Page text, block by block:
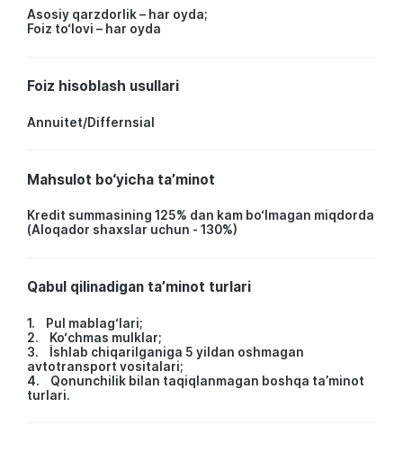
Asosiy qarzdorlik – har oyda;
Foiz to‘lovi – har oyda
Foiz hisoblash usullari
Annuitet/Differnsial
Mahsulot bo‘yicha ta’minot
Kredit summasining 125% dan kam bo‘lmagan miqdorda
(Aloqador shaxslar uchun - 130%)
Qabul qilinadigan ta’minot turlari
1. Pul mablag‘lari;
2. Ko‘chmas mulklar;
3. İshlab chiqarilganiga 5 yildan oshmagan
avtotransport vositalari;
4. Qonunchilik bilan taqiqlanmagan boshqa ta’minot
turlari.